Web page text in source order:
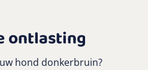
ontlasting
hond donkerbruin?